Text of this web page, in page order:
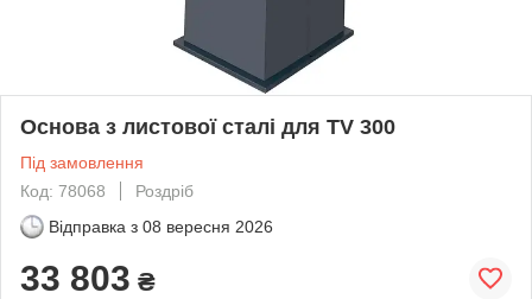
Основа з листової сталі для TV 300
Під замовлення
Код: 78068
Роздріб
Відправка з 08 вересня 2026
33 803 ₴